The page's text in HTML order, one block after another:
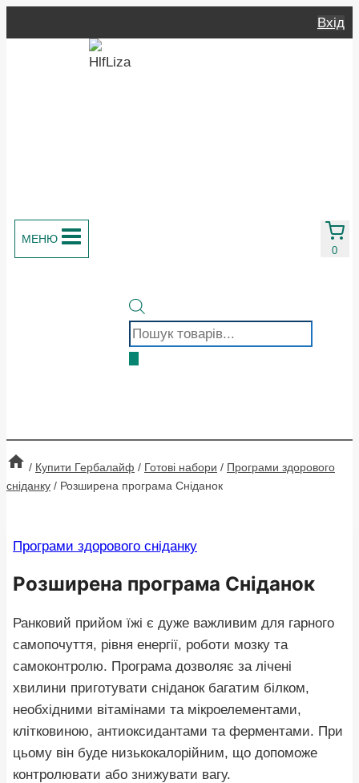
до
Вхід
МЕНЮ
Пошук
товарів
0
/ Купити Гербалайф / Готові набори / Програми здорового
сніданку / Розширена програма Сніданок
Програми здорового сніданку
Розширена програма Сніданок
Ранковий прийом їжі є дуже важливим для гарного
самопочуття, рівня енергії, роботи мозку та
самоконтролю. Програма дозволяє за лічені
хвилини приготувати сніданок багатим білком,
необхідними вітамінами та мікроелементами,
клітковиною, антиоксидантами та ферментами. При
цьому він буде низькокалорійним, що допоможе
контролювати або знижувати вагу.